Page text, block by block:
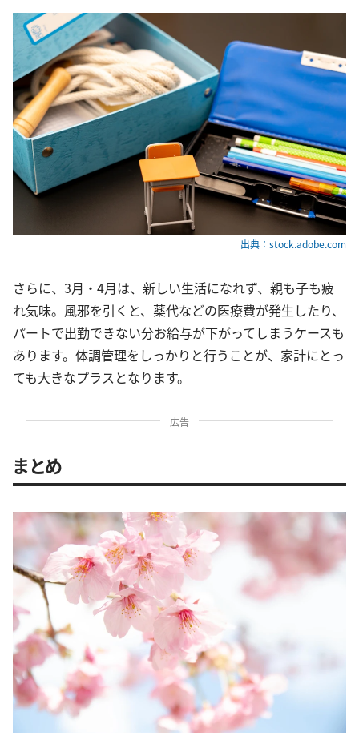
出典：stock.adobe.com
さらに、3月・4月は、新しい生活になれず、親も子も疲
れ気味。風邪を引くと、薬代などの医療費が発生したり、
パートで出勤できない分お給与が下がってしまうケースも
あります。体調管理をしっかりと行うことが、家計にとっ
ても大きなプラスとなります。
広告
まとめ